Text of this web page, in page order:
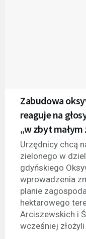
Zabudowa
reaguje na
„w zbyt małym
Urzędnicy chcą
zielonego w
gdyńskiego
wprowadzenia
planie
hektarowego
Arciszewskich i
wcześniej